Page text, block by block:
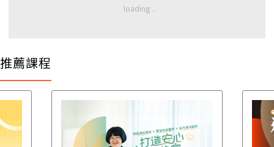
推薦課程